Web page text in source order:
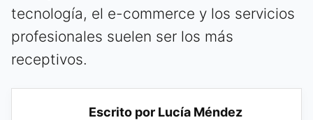
tecnología, el e-commerce y los servicios
profesionales suelen ser los más
receptivos.
Escrito por Lucía Méndez